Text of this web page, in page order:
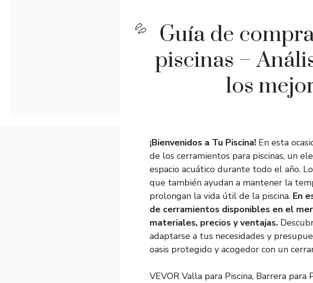
Guía de
piscinas –
los
¡Bienvenidos a Tu Piscina! En esta
de los cerramientos para piscinas, un
espacio acuático durante todo el año.
que también ayudan a mantener la
prolongan la vida útil de la piscina. En
de cerramientos disponibles en el
materiales, precios y ventajas.
adaptarse a tus necesidades y
oasis protegido y acogedor con un
VEVOR Valla para Piscina, Barrera